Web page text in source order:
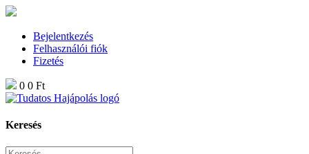
Bejelentkezés
Felhasználói fiók
Fizetés
0 0 Ft
Keresés